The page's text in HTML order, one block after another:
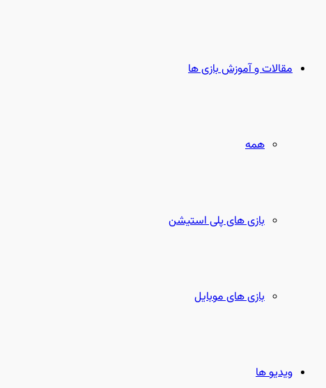
مقالات و آموزش بازی ها
همه
بازی های پلی استیشن
بازی های موبایل
ویدیو ها